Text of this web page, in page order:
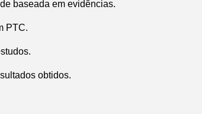
baseada em evidências.
PTC.
obtidos.